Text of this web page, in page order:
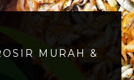
MURAH &